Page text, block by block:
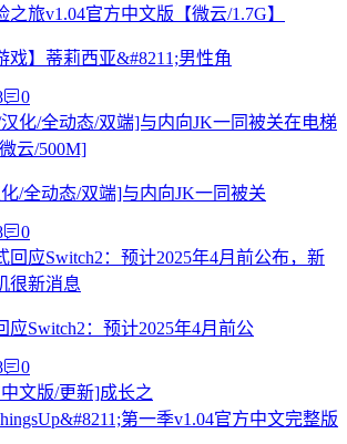
戏】蒂莉西亚&#8211;男性角
0
/全动态/双端]与内向JK一同被关
0
应Switch2：预计2025年4月前公
0